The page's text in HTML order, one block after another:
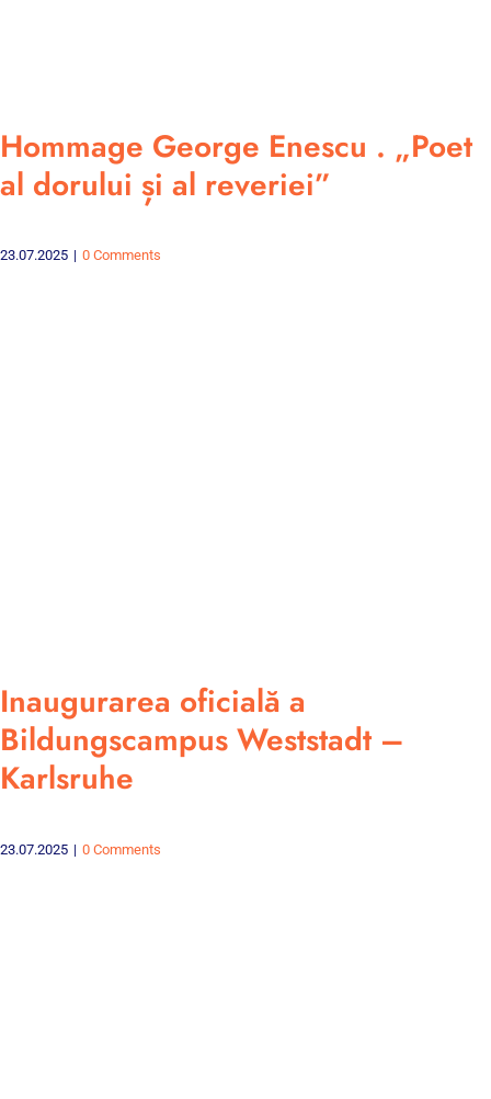
Hommage George Enescu . „Poet
al dorului și al reveriei”
23.07.2025 | 0 Comments
Inaugurarea oficială a
Bildungscampus Weststadt –
Karlsruhe
23.07.2025 | 0 Comments